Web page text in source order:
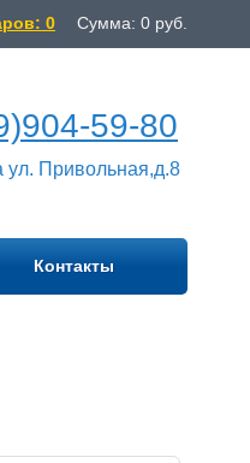
0 Сумма: 0 руб.
59-80
ул. Привольная,д.8
Контакты